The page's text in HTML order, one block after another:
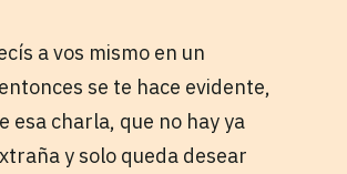
a vos mismo en un
se te hace evidente,
esa charla, que no hay ya
y solo queda desear